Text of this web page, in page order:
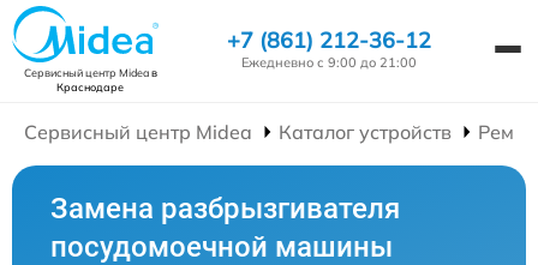
Сервисный центр Mideaв
Краснодаре
+7 (861) 212-36-12
Ежедневно с 9:00 до 21:00
Сервисный центр Midea Каталог устройств
Замена разбрызгивателя
посудомоечной машины